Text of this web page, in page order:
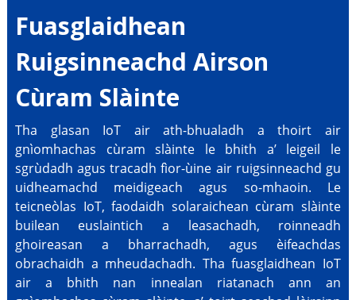
Fuasglaidhean
Ruigsinneachd Airson
Cùram Slàinte
Tha glasan IoT air ath-bhualadh a thoirt air
gnìomhachas cùram slàinte le bhith a’ leigeil le
sgrùdadh agus tracadh fìor-ùine air ruigsinneachd gu
uidheamachd meidigeach agus so-mhaoin. Le
teicneòlas IoT, faodaidh solaraichean cùram slàinte
builean euslaintich a leasachadh, roinneadh
ghoireasan a bharrachadh, agus èifeachdas
obrachaidh a mheudachadh. Tha fuasglaidhean IoT
air a bhith nan innealan riatanach ann an